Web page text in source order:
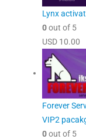
Lynx
0out of 5
USD 10.00
Forever
VIP2
0out of 5